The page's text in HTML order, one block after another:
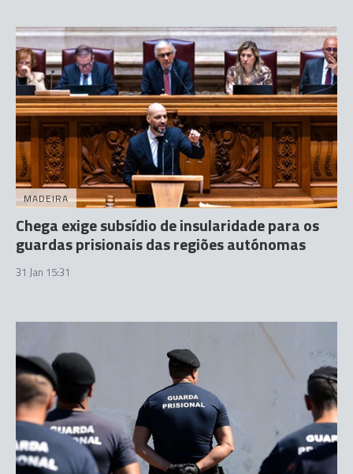
MADEIRA
Chega exige subsídio de insularidade para os
guardas prisionais das regiões autónomas
31 Jan 15:31